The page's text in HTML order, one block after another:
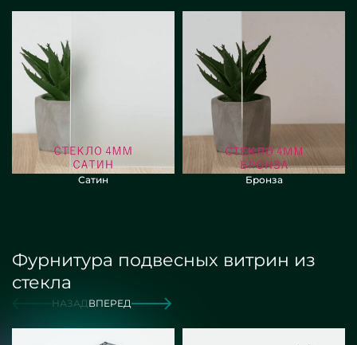
Сатин Бронза
Фурнитура подвесных витрин из
стекла
НАЗАДВПЕРЕД